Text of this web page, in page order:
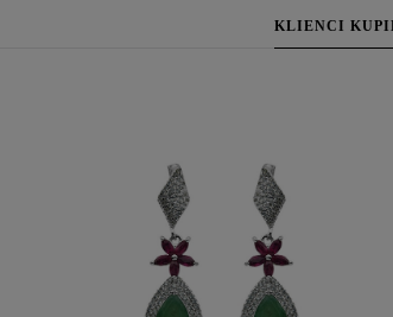
KLIENCI